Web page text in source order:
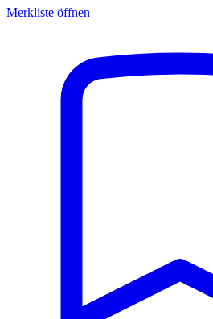
Merkliste öffnen